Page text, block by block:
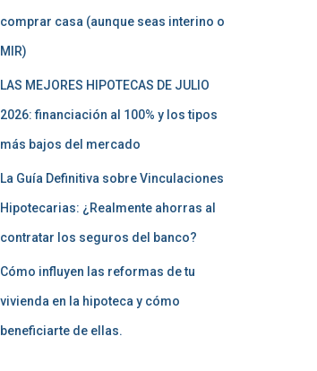
comprar casa (aunque seas interino o
MIR)
LAS MEJORES HIPOTECAS DE JULIO
2026: financiación al 100% y los tipos
más bajos del mercado
La Guía Definitiva sobre Vinculaciones
Hipotecarias: ¿Realmente ahorras al
contratar los seguros del banco?
Cómo influyen las reformas de tu
vivienda en la hipoteca y cómo
beneficiarte de ellas.